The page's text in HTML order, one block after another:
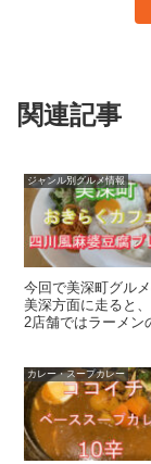
関連記事
ジャンル別グルメ情報
今回で美深町グル
美深方面に走ると
2店舗ではラーメン
カレー・スープカレー